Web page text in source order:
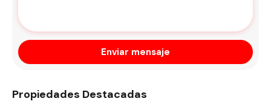
Enviar mensaje
Propiedades Destacadas